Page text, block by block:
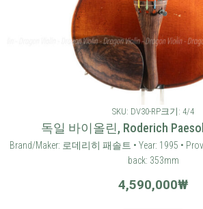
SKU: DV30-RP크기: 4/4
독일 바이올린, Roderich
Brand/Maker: 로데리히 패솔트 • Year: 1995 •
back: 353mm
4,590,000₩